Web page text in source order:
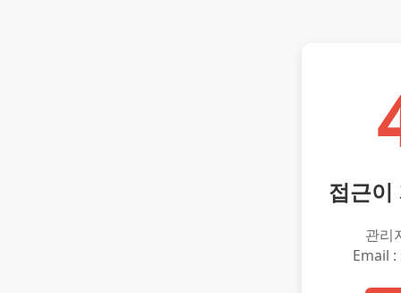
접근이
관리
Email